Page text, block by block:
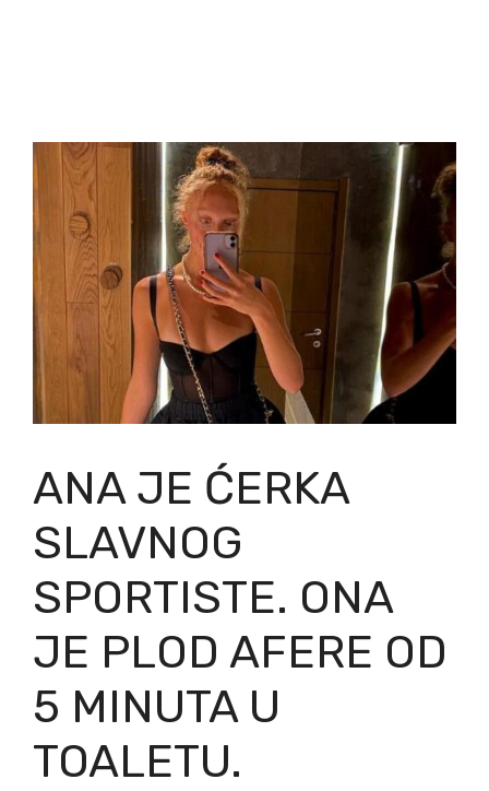
ANA JE ĆERKA
SLAVNOG
SPORTISTE. ONA
JE PLOD AFERE OD
5 MINUTA U
TOALETU.